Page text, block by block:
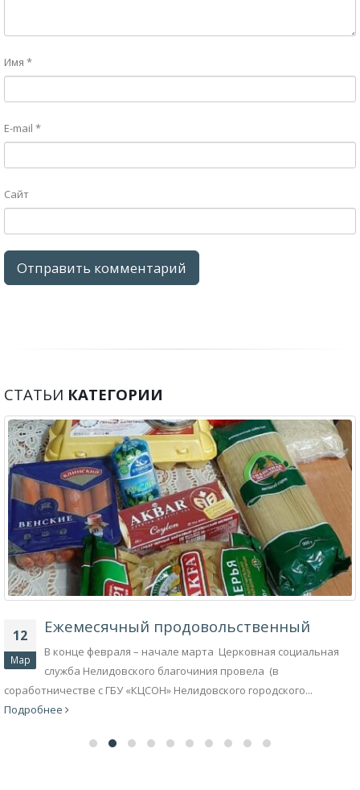
Имя *
E-mail *
Сайт
СТАТЬИ КАТЕГОРИИ
12
Мар
Ежемесячный продовольственный
В конце февраля – начале марта Церковная социальная
служба Нелидовского благочиния провела (в
соработничестве с ГБУ «КЦСОН» Нелидовского городского...
Подробнее